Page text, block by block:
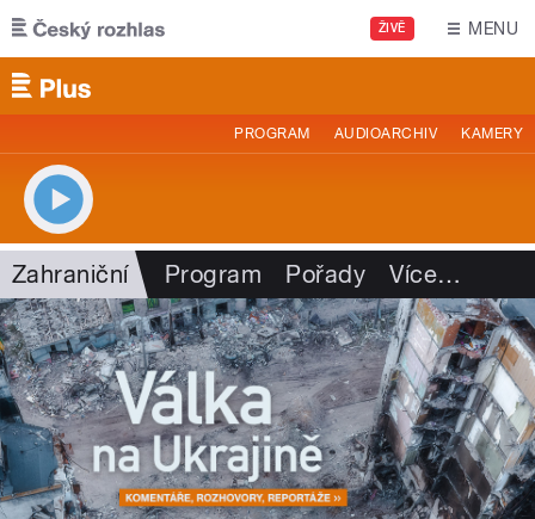
Přejít k hlavnímu obsahu
ŽIVĚ MENU
PROGRAM AUDIOARCHIV KAMERY
Zahraniční Program Pořady Více…